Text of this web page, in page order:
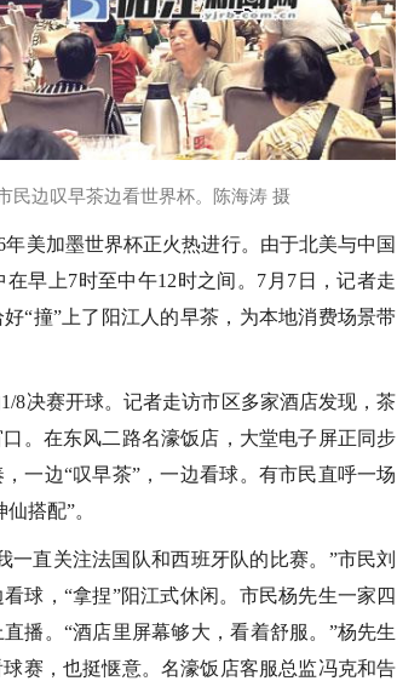
民边叹早茶边看世界杯。陈海涛 摄
美加墨世界杯正火热进行。由于北美与中国
早上7时至中午12时之间。7月7日，记者走
“撞”上了阳江人的早茶，为本地消费场景带
8决赛开球。记者走访市区多家酒店发现，茶
。在东风二路名濠饭店，大堂电子屏正同步
一边“叹早茶”，一边看球。有市民直呼一场
搭配”。
一直关注法国队和西班牙队的比赛。”市民刘
球，“拿捏”阳江式休闲。市民杨先生一家四
播。“酒店里屏幕够大，看着舒服。”杨先生
赛，也挺惬意。名濠饭店客服总监冯克和告